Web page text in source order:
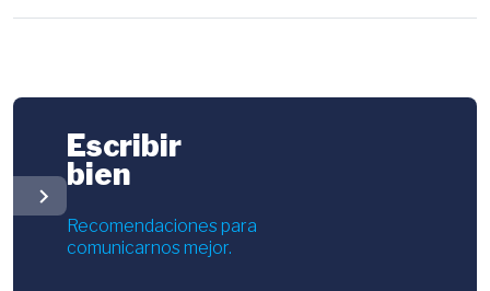
chevron_right
Escribir
bien
Recomendaciones para
comunicarnos mejor.